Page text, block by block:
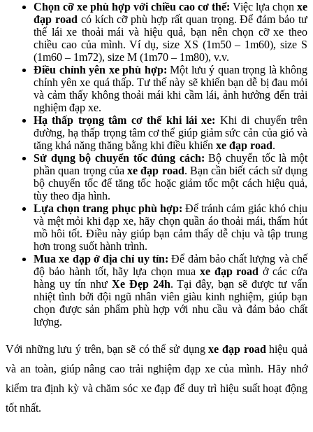
Chọn cỡ xe phù hợp với chiều cao cơ thể: Việc lựa chọn xe
đạp road có kích cỡ phù hợp rất quan trọng. Để đảm bảo tư
thế lái xe thoải mái và hiệu quả, bạn nên chọn cỡ xe theo
chiều cao của mình. Ví dụ, size XS (1m50 – 1m60), size S
(1m60 – 1m72), size M (1m70 – 1m80), v.v.
Điều chỉnh yên xe phù hợp: Một lưu ý quan trọng là không
chỉnh yên xe quá thấp. Tư thế này sẽ khiến bạn dễ bị đau mỏi
và cảm thấy không thoải mái khi cầm lái, ảnh hưởng đến trải
nghiệm đạp xe.
Hạ thấp trọng tâm cơ thể khi lái xe: Khi di chuyển trên
đường, hạ thấp trọng tâm cơ thể giúp giảm sức cản của gió và
tăng khả năng thăng bằng khi điều khiển xe đạp road.
Sử dụng bộ chuyển tốc đúng cách:Bộ chuyển tốc là một
phần quan trọng của xe đạp road. Bạn cần biết cách sử dụng
bộ chuyển tốc để tăng tốc hoặc giảm tốc một cách hiệu quả,
tùy theo địa hình.
Lựa chọn trang phục phù hợp:Để tránh cảm giác khó chịu
và mệt mỏi khi đạp xe, hãy chọn quần áo thoải mái, thấm hút
mồ hôi tốt. Điều này giúp bạn cảm thấy dễ chịu và tập trung
hơn trong suốt hành trình.
Mua xe đạp ở địa chỉ uy tín:Để đảm bảo chất lượng và chế
độ bảo hành tốt, hãy lựa chọn mua xe đạp road ở các cửa
hàng uy tín như Xe Đẹp 24h. Tại đây, bạn sẽ được tư vấn
nhiệt tình bởi đội ngũ nhân viên giàu kinh nghiệm, giúp bạn
chọn được sản phẩm phù hợp với nhu cầu và đảm bảo chất
lượng.
Với những lưu ý trên, bạn sẽ có thể sử dụngxe đạp road hiệu quả
và an toàn, giúp nâng cao trải nghiệm đạp xe của mình. Hãy nhớ
kiểm tra định kỳ và chăm sóc xe đạp để duy trì hiệu suất hoạt động
tốt nhất.